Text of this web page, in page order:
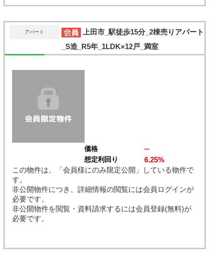
アパート
上田市_駅徒歩15分_2棟売りアパート
_S造_R5年_1LDK×12戸_満室
価格 --
想定利回り
6.25%
この物件は、「会員様にのみ限定公開」している物件で
す。
非公開物件につき、詳細情報の閲覧には会員ログインが
必要です。
非公開物件を閲覧・資料請求するには会員登録(無料)が
必要です。